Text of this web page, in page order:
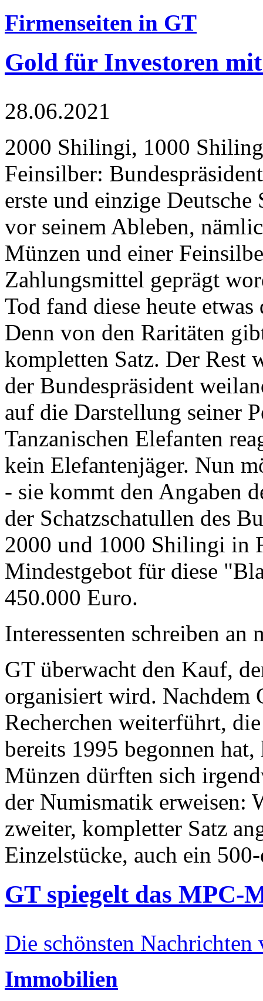
Firmenseiten in GT
Gold für Investoren
28.06.2021
2000 Shilingi, 1000
Feinsilber:
erste und einzige Deutsche
vor seinem Ableben,
Münzen und einer
Zahlungsmittel geprägt
Tod fand diese heute
Denn von den Raritäten
kompletten Satz. Der Rest
der Bundespräsident
auf die Darstellung seiner
Tanzanischen Elefanten
kein Elefantenjäger. Nun
- sie kommt den Angaben
der Schatzschatullen des
2000 und 1000 Shilingi in
Mindestgebot für diese
450.000 Euro.
Interessenten schreiben
GT überwacht den Kauf,
organisiert wird. Nachdem
Recherchen weiterführt,
bereits 1995 begonnen
Münzen dürften sich
der Numismatik erweisen:
zweiter, kompletter Satz
Einzelstücke, auch ein
GT spiegelt das MPC-
Die schönsten Nachrichten
Immobilien